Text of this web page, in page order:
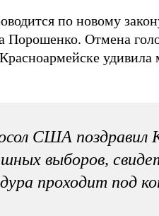
по новому
Порошенко. Отмена
США поздравил
выборов,
проходит под